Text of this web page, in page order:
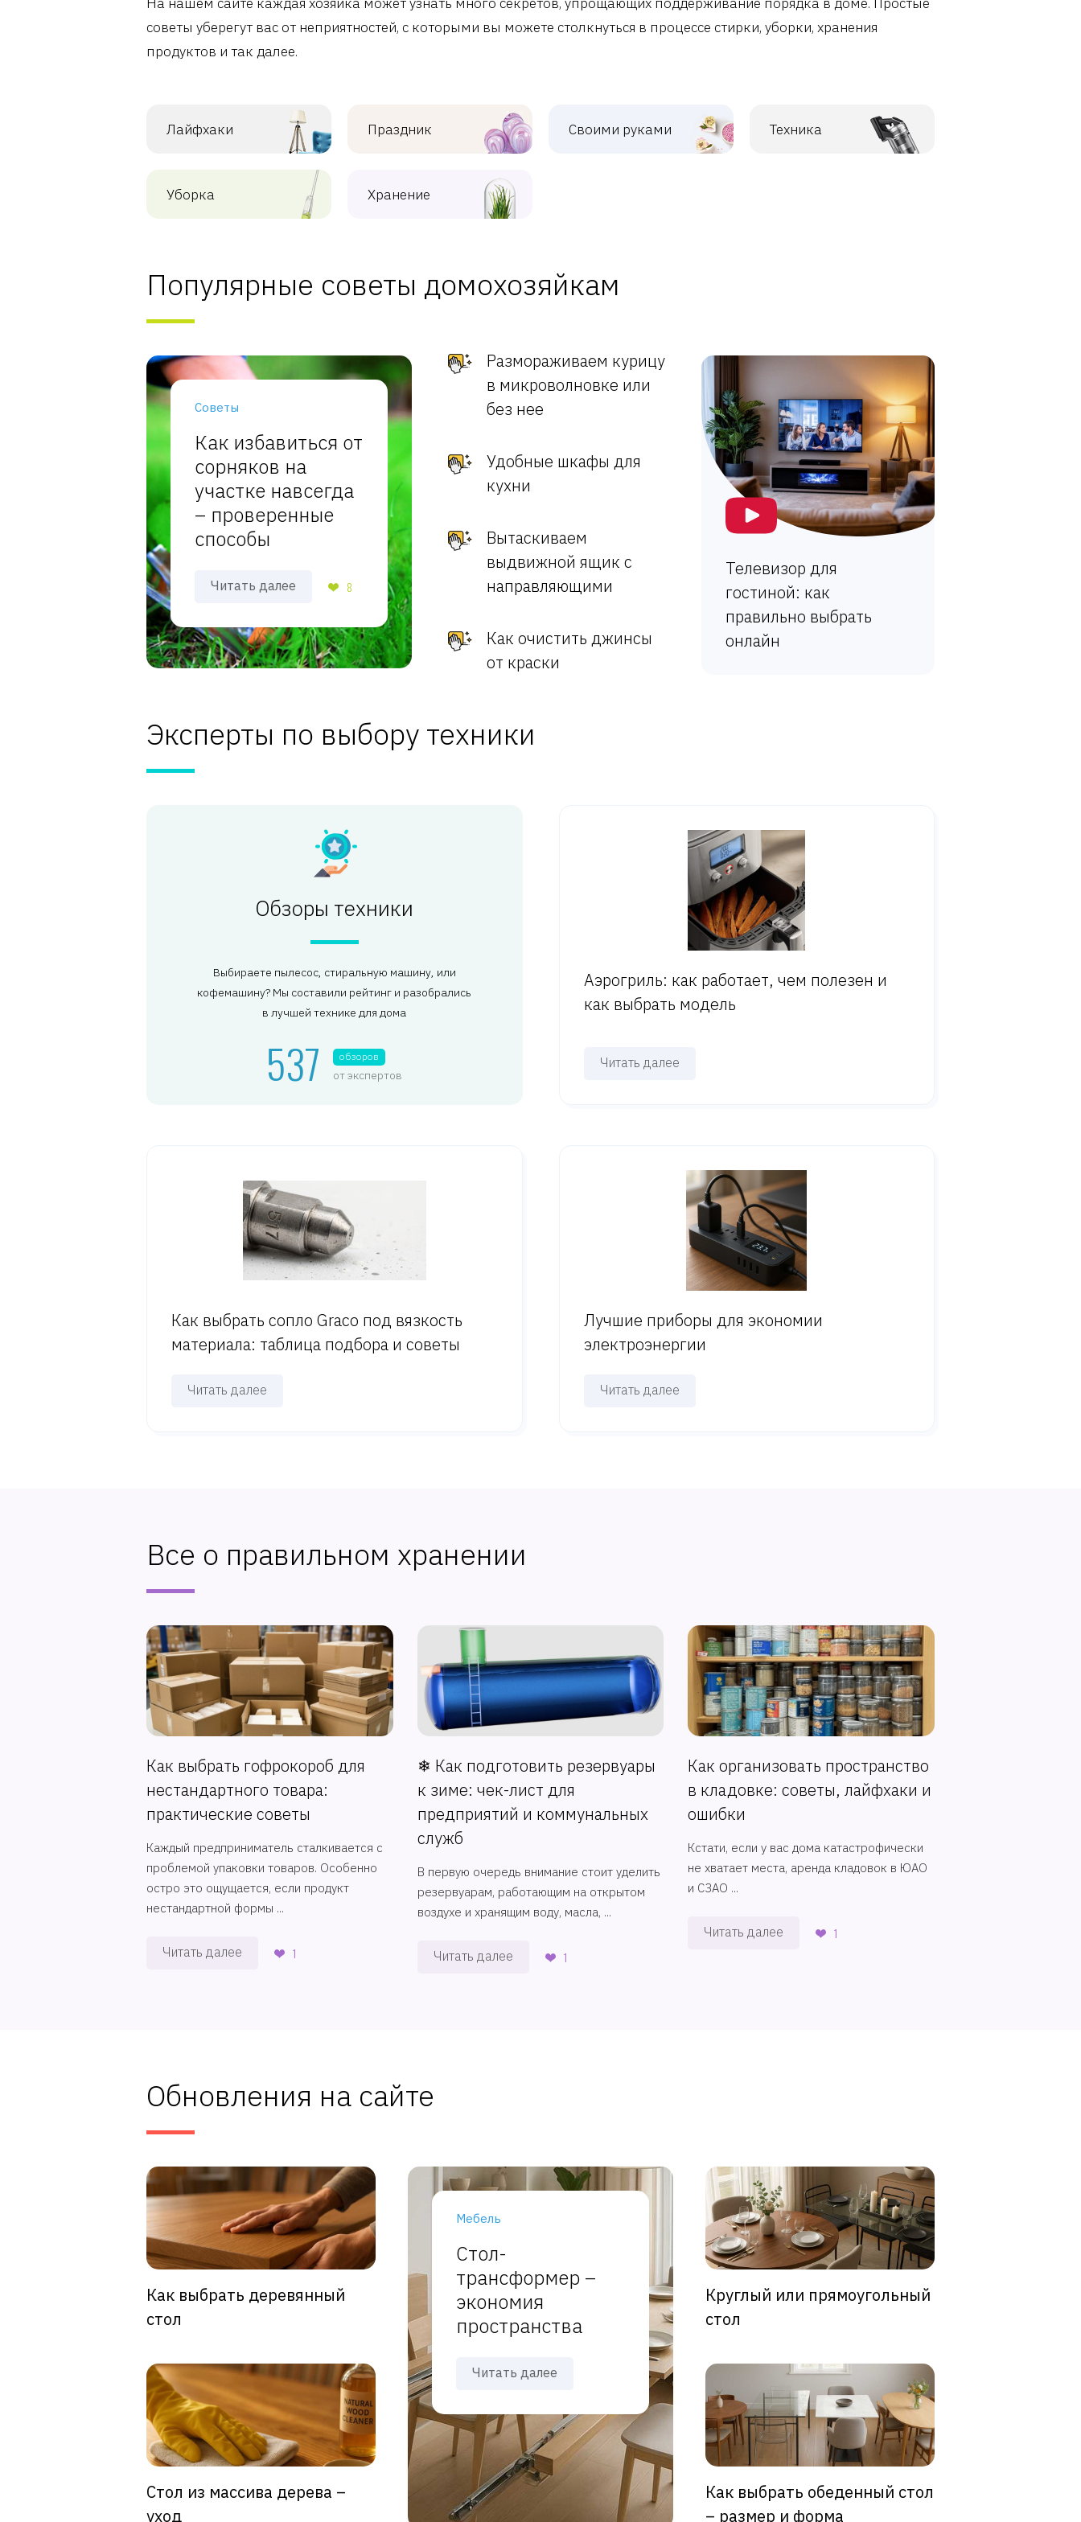
советы уберегут вас от неприятностей, с которыми вы можете столкнуться в процессе стирки, уборки, хранения
продуктов и так далее.
Лайфхаки Праздник Своими руками Техника
Уборка Хранение
Популярные советы домохозяйкам
Советы
Как избавиться от
сорняков на
участке навсегда
– проверенные
способы
Читать далее 8
Размораживаем курицу
в микроволновке или
без нее
Удобные шкафы для
кухни
Вытаскиваем
выдвижной ящик с
направляющими
Как очистить джинсы
от краски
Телевизор для
гостиной: как
правильно выбрать
онлайн
Эксперты по выбору техники
Обзоры техники
Выбираете пылесос, стиральную машину, или
кофемашину? Мы составили рейтинг и разобрались
в лучшей технике для дома
537 обзоров
от экспертов
Аэрогриль: как работает, чем полезен и
как выбрать модель
Читать далее
Как выбрать сопло Graco под вязкость
материала: таблица подбора и советы
Читать далее
Лучшие приборы для экономии
электроэнергии
Читать далее
Все о правильном хранении
Как выбрать гофрокороб для
нестандартного товара:
практические советы
Каждый предприниматель сталкивается с
проблемой упаковки товаров. Особенно
остро это ощущается, если продукт
нестандартной формы ...
Читать далее 1
❄ Как подготовить резервуары
к зиме: чек-лист для
предприятий и коммунальных
служб
В первую очередь внимание стоит уделить
резервуарам, работающим на открытом
воздухе и хранящим воду, масла, ...
Читать далее 1
Как организовать пространство
в кладовке: советы, лайфхаки и
ошибки
Кстати, если у вас дома катастрофически
не хватает места, аренда кладовок в ЮАО
и СЗАО ...
Читать далее 1
Обновления на сайте
Мебель
Стол-
трансформер –
экономия
пространства
Читать далее
Как выбрать деревянный
стол
Круглый или прямоугольный
стол
Стол из массива дерева –
уход
Как выбрать обеденный стол
– размер и форма